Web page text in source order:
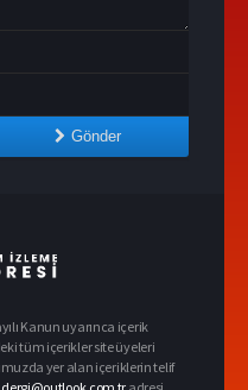
Gönder
Kanun uyarınca içerik
tüm içerikler site üyeleri
yer alan içeriklerin telif